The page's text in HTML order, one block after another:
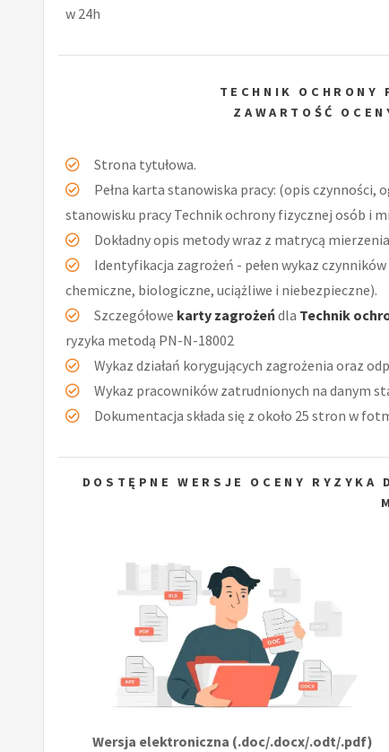
w 24h
TECHNIK
ZAWARTOŚĆ
Strona tytułowa.
Pełna karta stanowiska pracy: (opis czynności,
stanowisku pracy Technik ochrony fizycznej osób i
Dokładny opis metody wraz z matrycą
Identyfikacja zagrożeń - pełen wykaz
chemiczne, biologiczne, uciążliwe i niebezpieczne).
Szczegółowe karty zagrożeńdla Technik
ryzyka metodą PN-N-18002
Wykaz działań korygujących zagrożenia oraz
Wykaz pracowników zatrudnionych na danym
Dokumentacja składa się z około 25 stron w
DOSTĘPNE WERSJE OCENY
Wersja elektroniczna (.doc/.docx/.odt/.pdf)